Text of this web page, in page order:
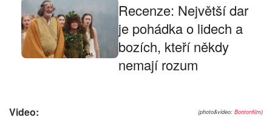
Recenze: Největší dar
je pohádka o lidech a
bozích, kteří někdy
nemají rozum
(photo&video: Bontonfilm)
Video: